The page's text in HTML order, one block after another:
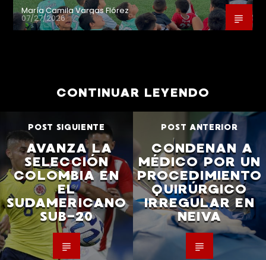
María Camila Vargas Flórez
07/27/2026
CONTINUAR LEYENDO
POST SIGUIENTE
AVANZA LA
SELECCIÓN
COLOMBIA EN
EL
SUDAMERICANO
SUB-20
POST ANTERIOR
CONDENAN A
MÉDICO POR UN
PROCEDIMIENTO
QUIRÚRGICO
IRREGULAR EN
NEIVA